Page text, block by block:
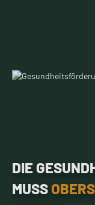
DIE
MUSS